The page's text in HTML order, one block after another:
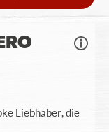
Liebhaber, die